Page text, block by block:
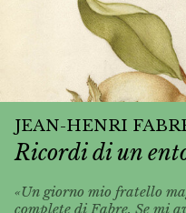
JEAN-HENRI
Ricordi di un
«Un giorno mio fratello
complete di Fabre. Se mi